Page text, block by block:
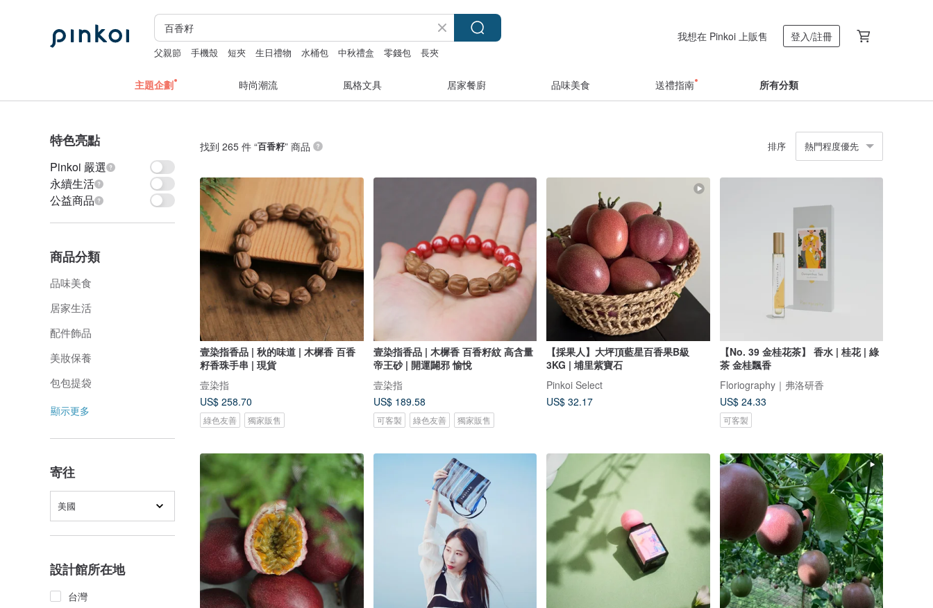
父親節 手機殼 短夾 生日禮物 水桶包 中秋禮盒 零錢包 長夾
我想在 Pinkoi 上販售 登入/註冊
主題企劃 時尚潮流 風格文具 居家餐廚 品味美食 送禮指南 所有分類
特色亮點
Pinkoi 嚴選
永續生活
公益商品
商品分類
品味美食
居家生活
配件飾品
美妝保養
包包提袋
顯示更多
寄往
美國
設計館所在地
台灣
找到 265 件 “百香籽” 商品 排序 熱門程度優先
壹染指香品 | 秋的味道 | 木樨香 百香
籽香珠手串 | 現貨
壹染指
US$ 258.70
綠色友善 獨家販售
壹染指香品 | 木樨香 百香籽紋 高含量
帝王砂 | 開運闢邪 愉悅
壹染指
US$ 189.58
可客製 綠色友善 獨家販售
【採果人】大坪頂藍星百香果B級
3KG | 埔里紫寶石
Pinkoi Select
US$ 32.17
【No. 39 金桂花茶】 香水 | 桂花 | 綠
茶 金桂飄香
Floriography｜弗洛研香
US$ 24.33
可客製